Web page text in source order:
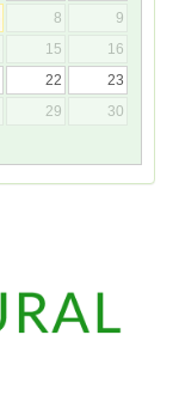
8
9
15
16
22
23
29
30